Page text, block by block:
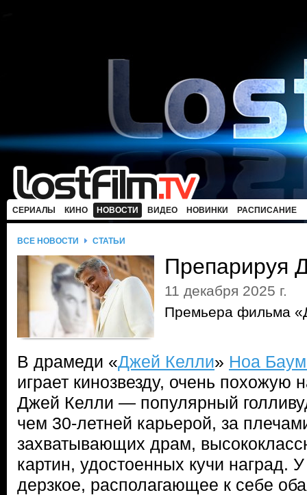
СЕРИАЛЫ КИНО НОВОСТИ ВИДЕО НОВИНКИ РАСПИСАНИЕ
ВСЕ НОВОСТИ СТАТЬИ
Препарируя
11 декабря 2025 г.
Премьера фильма
В драмеди «Джей Келли» Ноа
играет кинозвезду, очень похожую
Джей Келли — популярный
чем 30-летней карьерой, за
захватывающих драм,
картин, удостоенных кучи наград.
дерзкое, располагающее к себе